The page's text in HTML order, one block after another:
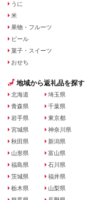
うに
米
果物・フルーツ
ビール
菓子・スイーツ
おせち
地域から返礼品を探す
北海道
青森県
岩手県
宮城県
秋田県
山形県
福島県
茨城県
栃木県
埼玉県
千葉県
東京都
神奈川県
新潟県
富山県
石川県
福井県
山梨県